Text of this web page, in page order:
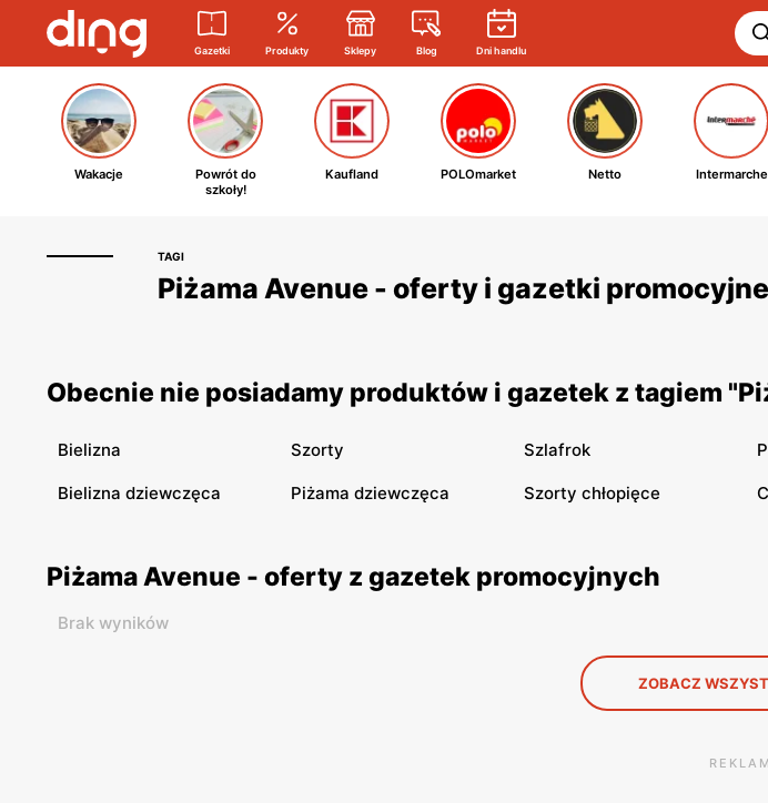
Gazetki Produkty Sklepy Blog Dni handlu
Wakacje
Powrót do
szkoły!
Kaufland POLOmarket Netto Intermarche
TAGI
Piżama Avenue - oferty i gazetki promocyjne
Obecnie nie posiadamy produktów i gazetek z tagiem
Bielizna Szorty Szlafrok
Bielizna dziewczęca Piżama dziewczęca Szorty chłopięce
Piżama Avenue - oferty z gazetek promocyjnych
Brak wyników
ZOBACZ